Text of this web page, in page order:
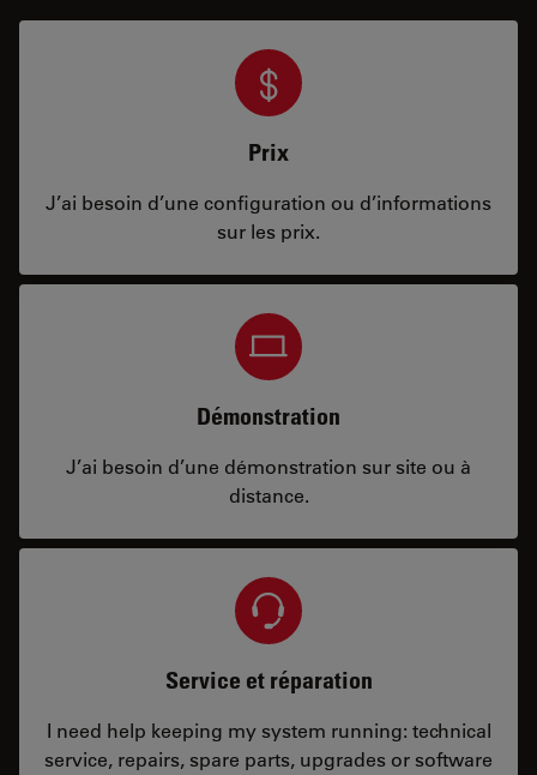
Prix
J’ai besoin d’une configuration ou d’informations
sur les prix.
Démonstration
J’ai besoin d’une démonstration sur site ou à
distance.
Service et réparation
I need help keeping my system running: technical
service, repairs, spare parts, upgrades or software